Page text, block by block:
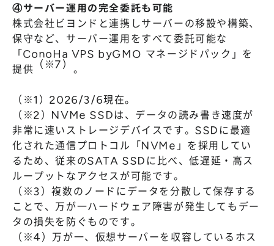
④サーバー運用の完全委託も可能
株式会社ビヨンドと連携しサーバーの移設や構築、
保守など、サーバー運用をすべて委託可能な
「ConoHa VPS byGMO マネージドパック」を
提供 （※7） 。
（※1）2026/3/6現在。
（※2）NVMe SSDは、データの読み書き速度が
非常に速いストレージデバイスです。SSDに最適
化された通信プロトコル「NVMe」を採用してい
るため、従来のSATA SSDに比べ、低遅延・高ス
ループットなアクセスが可能です。
（※3）複数のノードにデータを分散して保存する
ことで、万が一ハードウェア障害が発生してもデー
タの損失を防ぐものです。
（※4）万が一、仮想サーバーを収容しているホス